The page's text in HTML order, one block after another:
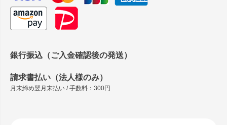
銀行振込（ご入金確認後の発送）
請求書払い（法人様のみ）
月末締め翌月末払い / 手数料：300円